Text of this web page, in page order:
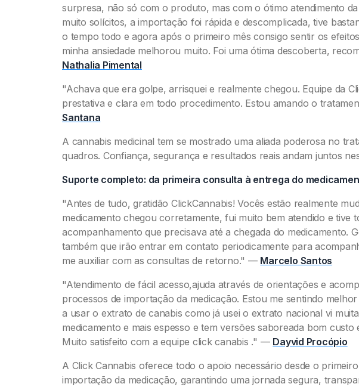
surpresa, não só com o produto, mas com o ótimo atendimento
muito solícitos, a importação foi rápida e descomplicada, tive
o tempo todo e agora após o primeiro mês consigo sentir os
minha ansiedade melhorou muito. Foi uma ótima descoberta,
Nathalia Pimental
"Achava que era golpe, arrisquei e realmente chegou. Equipe da
prestativa e clara em todo procedimento. Estou amando o
Santana
A cannabis medicinal tem se mostrado uma aliada poderosa no
quadros. Confiança, segurança e resultados reais andam juntos
Suporte completo: da primeira consulta à entrega do
"Antes de tudo, gratidão ClickCannabis! Vocês estão realmente
medicamento chegou corretamente, fui muito bem atendido e tive
acompanhamento que precisava até a chegada do medicamento.
também que irão entrar em contato periodicamente para
me auxiliar com as consultas de retorno." — Marcelo Santos
"Atendimento de fácil acesso,ajuda através de orientações e
processos de importação da medicação. Estou me sentindo
a usar o extrato de canabis como já usei o extrato nacional vi
medicamento e mais espesso e tem versões saboreada bom custo
Muito satisfeito com a equipe click canabis ." — Dayvid Procópio
A Click Cannabis oferece todo o apoio necessário desde o
importação da medicação, garantindo uma jornada segura,